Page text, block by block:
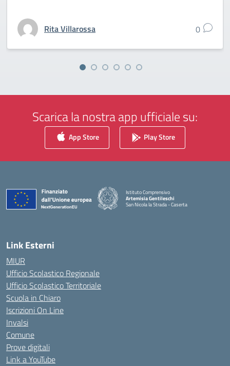
Rita Villarossa 0
Scarica la nostra app ufficiale su:
App Store Play Store
Istituto Comprensivo
Artemisia Gentileschi
San Nicola la Strada - Caserta
Link Esterni
MIUR
Ufficio Scolastico Regionale
Ufficio Scolastico Territoriale
Scuola in Chiaro
Iscrizioni On Line
Invalsi
Comune
Prove digitali
Link a YouTube